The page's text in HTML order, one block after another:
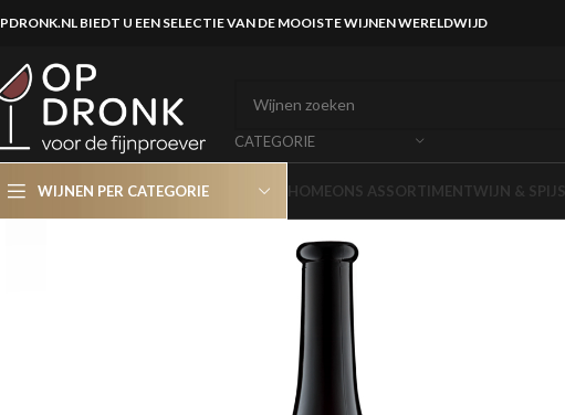
BIEDT U EEN SELECTIE VAN DE MOOISTE WIJNEN WERELDWIJD
CATEGORIE
WIJNEN PER CATEGORIE HOMEONS ASSORTIMENTWIJN & SPIJS